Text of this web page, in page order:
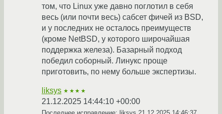
том, что Linux уже давно поглотил в себя
весь (или почти весь) сабсет фичей из BSD,
и у последних не осталось преимуществ
(кроме NetBSD, у которого широчайшая
поддержка железа). Базарный подход
победил соборный. Линукс проще
приготовить, по нему больше экспертизы.
liksys ★★★★
21.12.2025 14:44:10 +00:00